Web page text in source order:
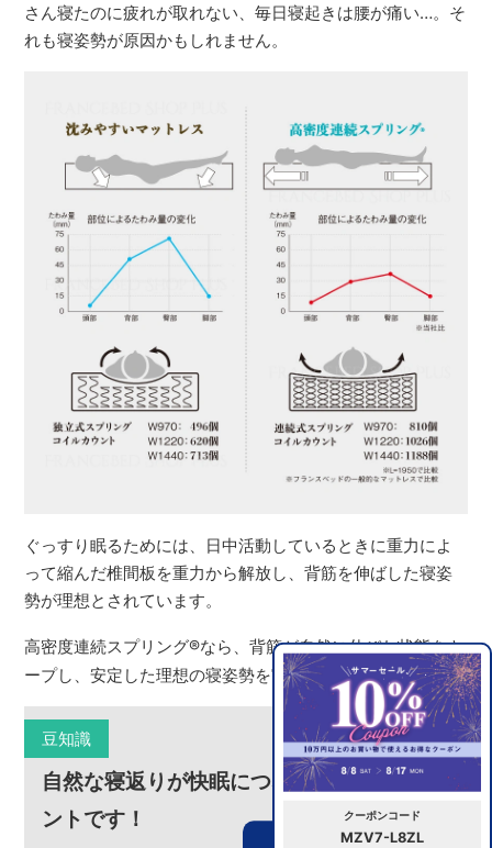
クーポンコード
MZV7-L8ZL
さん寝たのに疲れが取れない、毎日寝起きは腰が痛い…。そ
れも寝姿勢が原因かもしれません。
ぐっすり眠るためには、日中活動しているときに重力によ
って縮んだ椎間板を重力から解放し、背筋を伸ばした寝姿
勢が理想とされています。
高密度連続スプリング®なら、背筋が自然に伸びた状態をキ
ープし、安定した理想の寝姿勢を実現します。
豆知識
自然な寝返りが快眠につながる大切なポイ
ントです！